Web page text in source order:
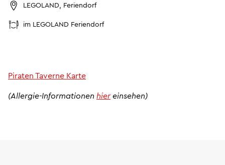
LEGOLAND, Feriendorf
im LEGOLAND Feriendorf
Piraten Taverne Karte
(Allergie-Informationen hiereinsehen)